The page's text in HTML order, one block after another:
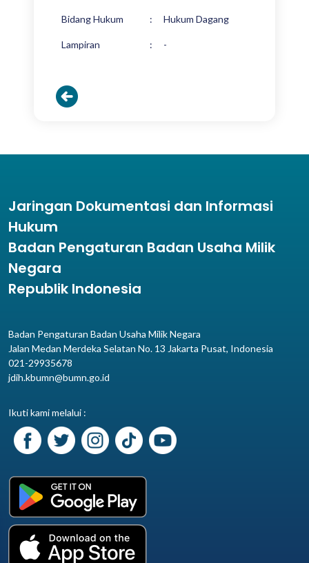
Bidang Hukum : Hukum Dagang
Lampiran : -
Jaringan Dokumentasi dan Informasi
Hukum
Badan Pengaturan Badan Usaha Milik
Negara
Republik Indonesia
Badan Pengaturan Badan Usaha Milik Negara
Jalan Medan Merdeka Selatan No. 13 Jakarta Pusat, Indonesia
021-29935678
jdih.kbumn@bumn.go.id
Ikuti kami melalui :